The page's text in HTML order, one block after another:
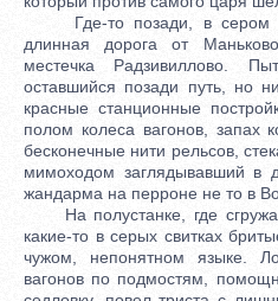
Где-то позади, в сером
длинная дорога от
местечка Радзивиллово.
оставшийся позади путь, но
красные станционные
полом колеса вагонов, запах
бесконечные нити рельсов,
мимоходом заглядывавший в
жандарма на перроне не то в
На полустанке, где
какие-то в серых свитках
чужом, непонятном языке.
вагонов по подмостям,